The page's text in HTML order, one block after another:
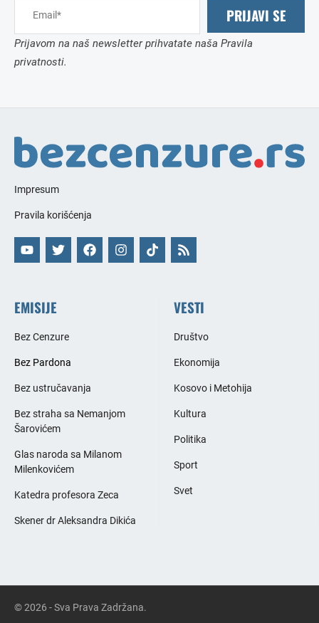
PRIJAVI SE
Prijavom na naš newsletter prihvatate naša Pravila
privatnosti.
Impresum
Pravila korišćenja
EMISIJE
Bez Cenzure
Bez Pardona
Bez ustručavanja
Bez straha sa Nemanjom
Šarovićem
Glas naroda sa Milanom
Milenkovićem
Katedra profesora Zeca
Skener dr Aleksandra Dikića
VESTI
Društvo
Ekonomija
Kosovo i Metohija
Kultura
Politika
Sport
Svet
© 2026 - Sva Prava Zadržana.